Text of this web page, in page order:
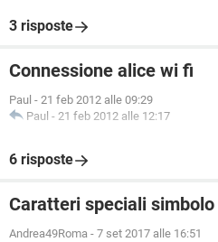
3 risposte
Connessione alice wi fi
Paul - 21 feb 2012 alle 09:29
Paul - 21 feb 2012 alle 12:17
6 risposte
Caratteri speciali
Andrea49Roma - 7 set 2017 alle 16:51